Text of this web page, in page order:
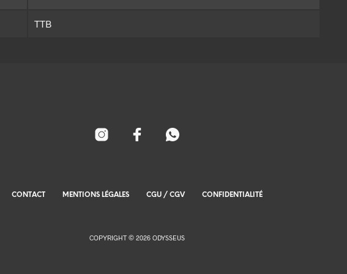
TTB
CONTACT MENTIONS LÉGALES CGU / CGV CONFIDENTIALITÉ
COPYRIGHT © 2026 ODYSSEUS